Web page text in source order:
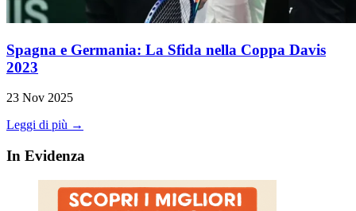
Spagna e Germania: La Sfida nella Coppa Davis
2023
23 Nov 2025
Leggi di più →
In Evidenza